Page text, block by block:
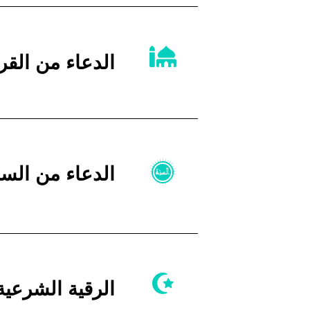
الدعاء من
الدعاء من
الرقية